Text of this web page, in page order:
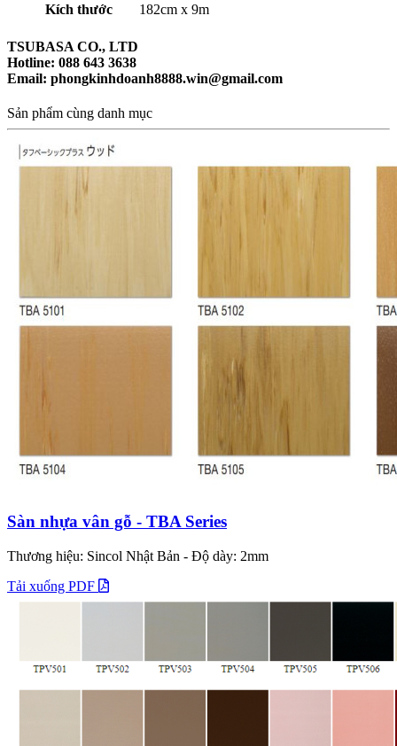
Kích thước
182cm x 9m
TSUBASA CO., LTD
Hotline: 088 643 3638
Email: phongkinhdoanh8888.win@gmail.com
Sản phẩm cùng danh mục
Sàn nhựa vân gỗ - TBA Series
Thương hiệu: Sincol Nhật Bản - Độ dày: 2mm
Tải xuống PDF